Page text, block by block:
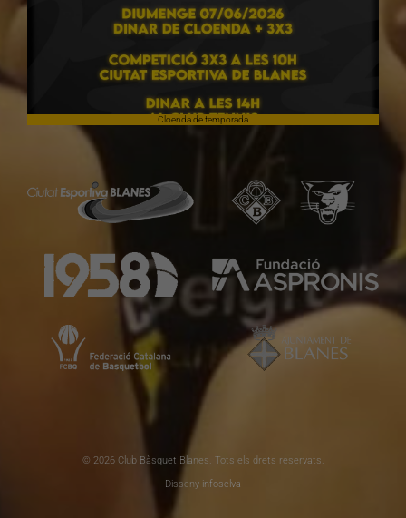
Cloenda de temporada
© 2026 Club Bàsquet Blanes. Tots els drets reservats.
Disseny infoselva